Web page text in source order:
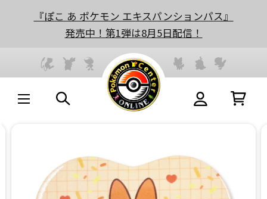
『ぽこ あ ポケモン エキスパンションパス』
発売中！第1弾は8月5日配信！